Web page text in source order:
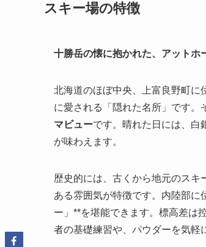
スキー場の特徴
十勝岳の懐に抱かれた、アットホ
北海道のほぼ中央、上富良野町に
に愛される「隠れた名所」です。
マビューです。晴れた日には、白
が味わえます。
歴史的には、古くから地元のス
ある雰囲気が特徴です。内陸部に
ー」**を堪能できます。標高差は
者の基礎練習や、パウダーを気軽